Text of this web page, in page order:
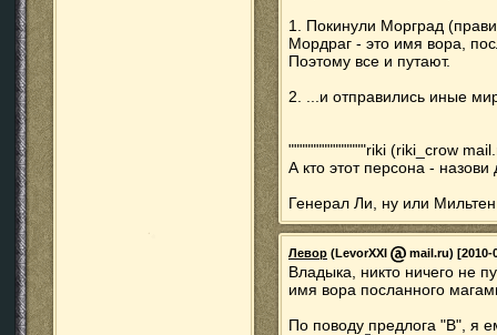
1. Покинули Морград
Мордраг - это имя вора,
Поэтому все и путают.
2. ...и отправились иные
""""""""""""""riki (riki_crow
А кто этот персона -
Генерал Ли, ну или
Левор (LevorXXI mail.ru) [2010-
Владыка, никто ничего не
имя вора посланного
По поводу предлога "В", я